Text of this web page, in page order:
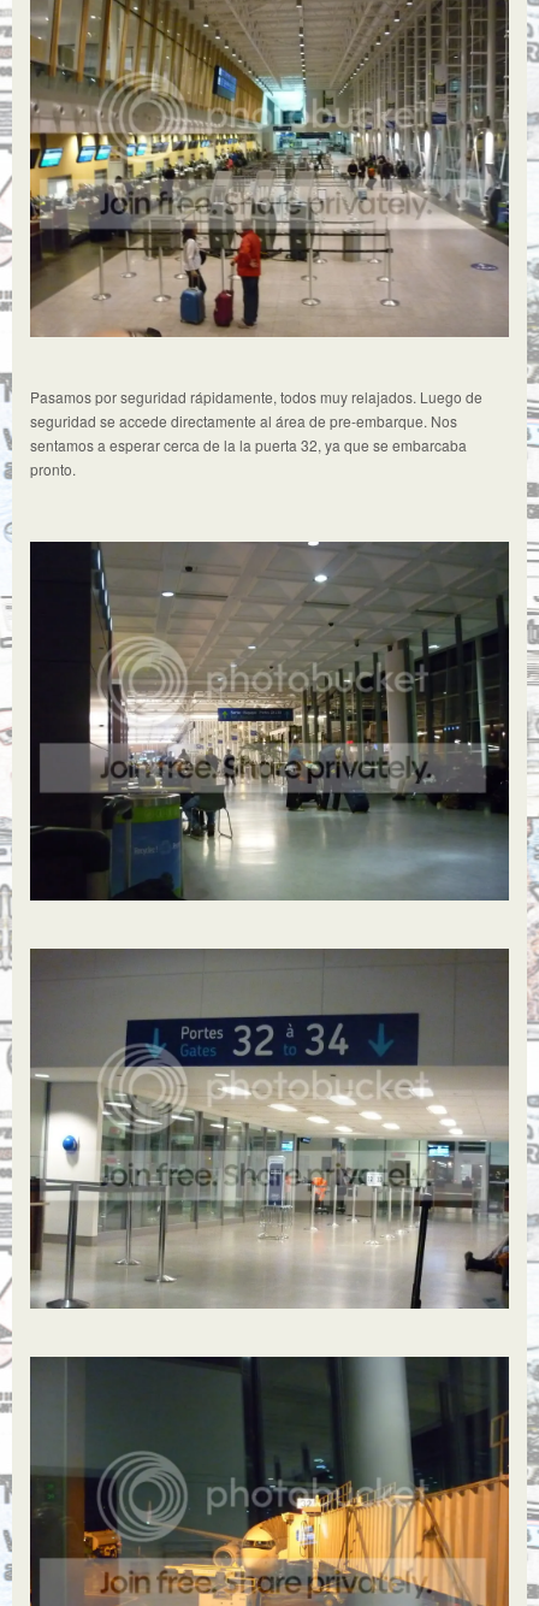
Pasamos por seguridad rápidamente, todos muy relajados. Luego de
seguridad se accede directamente al área de pre-embarque. Nos
sentamos a esperar cerca de la la puerta 32, ya que se embarcaba
pronto.